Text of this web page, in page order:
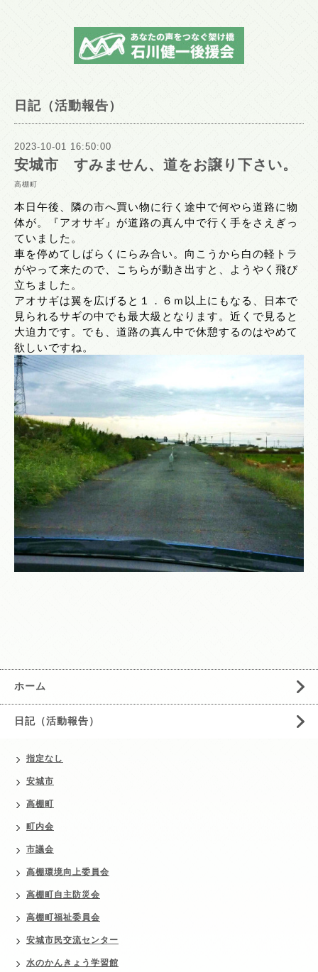
日記（活動報告）
2023-10-01 16:50:00
安城市 すみません、道をお譲り下さい。
高棚町
本日午後、隣の市へ買い物に行く途中で何やら道路に物
体が。『アオサギ』が道路の真ん中で行く手をさえぎっ
ていました。
車を停めてしばらくにらみ合い。向こうから白の軽トラ
がやって来たので、こちらが動き出すと、ようやく飛び
立ちました。
アオサギは翼を広げると１．６ｍ以上にもなる、日本で
見られるサギの中でも最大級となります。近くで見ると
大迫力です。でも、道路の真ん中で休憩するのはやめて
欲しいですね。
ホーム
日記（活動報告）
指定なし
安城市
高棚町
町内会
市議会
高棚環境向上委員会
高棚町自主防災会
高棚町福祉委員会
安城市民交流センター
水のかんきょう学習館